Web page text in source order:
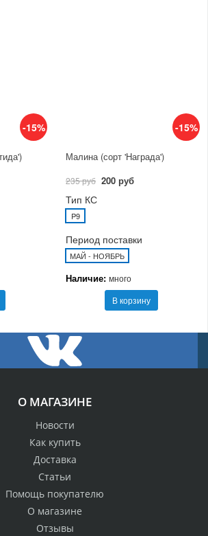
-15% -15%
Малина (сорт 'Награда')
235 руб 200 руб
Тип КС
P9
Период поставки
МАЙ - НОЯБРЬ
Наличие: много
В корзину
О МАГАЗИНЕ
Новости
Как купить
Доставка
Статьи
Помощь покупателю
О магазине
Отзывы